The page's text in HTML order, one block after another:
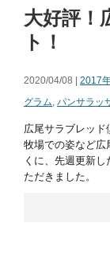
大好評！
ト！
2020/04/08 | 2017
グラム パンサラッ
広尾サラブレッ
牧場での姿など広
くに、先週更新
ただきました。